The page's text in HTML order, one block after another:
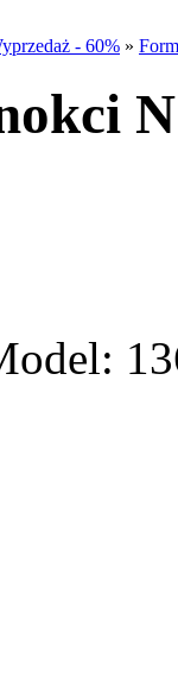
- 60% »